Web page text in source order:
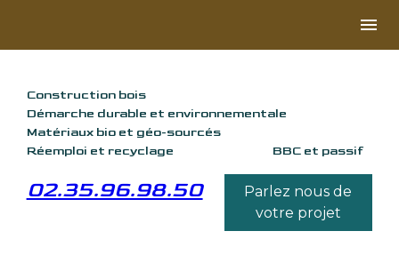
menu
Construction bois
Démarche durable et environnementale
Matériaux bio et géo-sourcés
Réemploi et recyclage
BBC et passif
02.35.96.98.50
Parlez nous de
votre projet